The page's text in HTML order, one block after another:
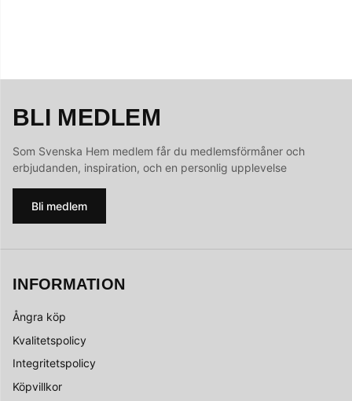
BLI MEDLEM
Som Svenska Hem medlem får du medlemsförmåner och
erbjudanden, inspiration, och en personlig upplevelse
Bli medlem
INFORMATION
Ångra köp
Kvalitetspolicy
Integritetspolicy
Köpvillkor